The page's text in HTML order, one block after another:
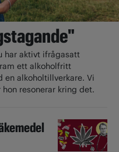
har aktivt ifrågasatt
ett alkoholfritt
en alkoholtillverkare. Vi
resonerar kring det.